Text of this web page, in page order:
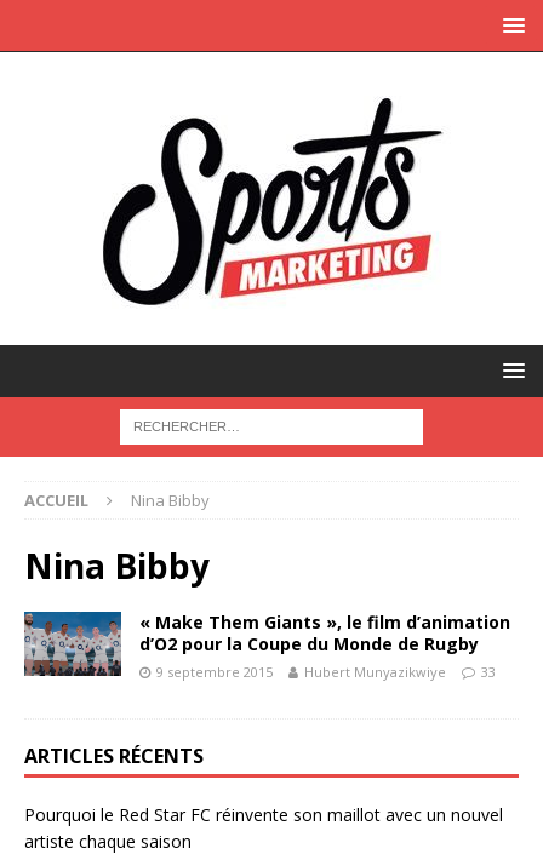
ACCUEIL Nina Bibby
Nina Bibby
« Make Them Giants », le film d’animation
d’O2 pour la Coupe du Monde de Rugby
9 septembre 2015 Hubert Munyazikwiye 33
ARTICLES RÉCENTS
Pourquoi le Red Star FC réinvente son maillot avec un nouvel
artiste chaque saison